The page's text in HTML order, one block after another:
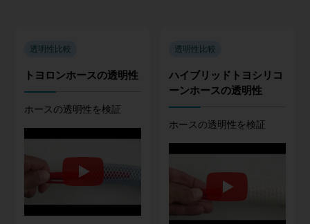
透明性比較
トヨロンホースの透明性
ホースの透明性を検証
透明性比較
ハイブリッドトヨシリコ
ーンホースの透明性
ホースの透明性を検証